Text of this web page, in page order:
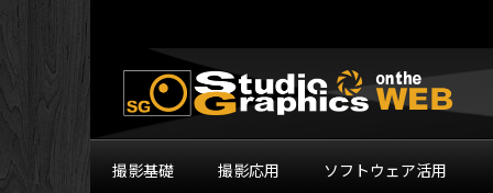
撮影基礎 撮影応用 ソフトウェア活用